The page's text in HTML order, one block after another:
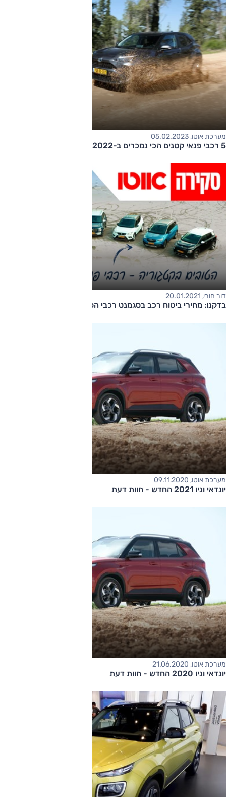
מערכת אוטו, 05.02.2023
5 רכבי פנאי קטנים הכי נמכרים ב-2022
דור חורי, 20.01.2021
בדקנו: מחירי ביטוח רכב בסגמנט רכבי הפנאי הקטנים
מערכת אוטו, 09.11.2020
יונדאי וניו 2021 החדש - חוות דעת
מערכת אוטו, 21.06.2020
יונדאי וניו 2020 החדש - חוות דעת